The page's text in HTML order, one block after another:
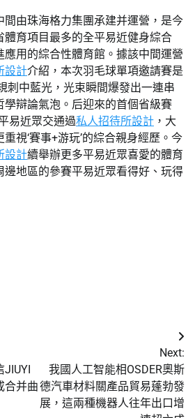
間由珠海格力集團承建并運營，是今
體育項目最多的全平易近健身綜合
用的綜合性體育館。據該中間運營
設計介紹，本次羽毛球單項邀請賽是
刺中藍光，光束瞬間爆發出一連串
學辯論氣泡。后迎來的首個省級賽
易近眾交通過私人招待所設計 ，大
視‘賽事+游玩’的綜合親身經歷。今
設計續舉辦更多平易近眾喜愛的體育
邊地區的參賽平易近眾看得好、玩得
JIUYI
合并曲
Next:
我國人工智能相OSDER奧斯
德汽車材料關產品貿易蓬勃發
展，這兩種機器人往年出口增